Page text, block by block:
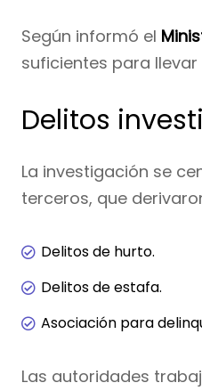
Según informó el
suficientes para
Delitos
La investigación se
terceros, que
Delitos de hurto.
Delitos de estafa.
Asociación para
Las autoridades